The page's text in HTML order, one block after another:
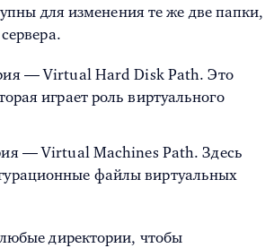
для изменения те же две папки,
— Virtual Hard Disk Path. Это
играет роль виртуального
— Virtual Machines Path. Здесь
файлы виртуальных
директории, чтобы